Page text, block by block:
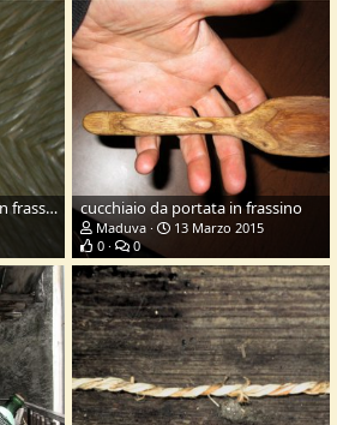
cucchiaino similmugnaio in frassino cucchiaio da portata in frassino
Maduva
13 Marzo 2015
0
0